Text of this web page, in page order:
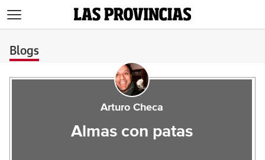
Blogs
Arturo Checa
Almas con patas